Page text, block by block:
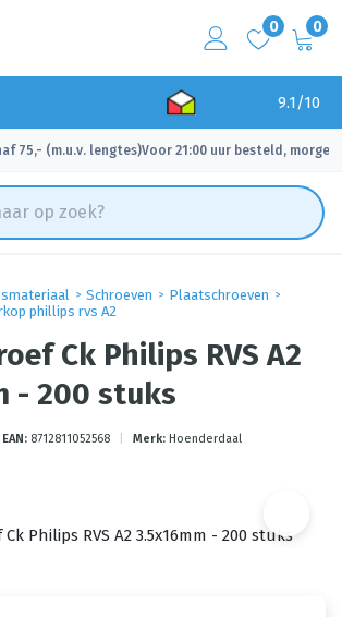
0 0
9.1/10
75,- (m.u.v. lengtes)
✓ Voor 21:00 uur besteld, morgen
Schroeven
Plaatschroeven
phillips rvs A2
Ck Philips RVS A2
- 200 stuks
EAN: 8712811052568 Merk: Hoenderdaal